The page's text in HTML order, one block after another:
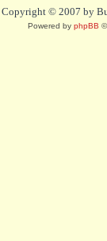
Copyright © 2007 by
Powered by phpBB